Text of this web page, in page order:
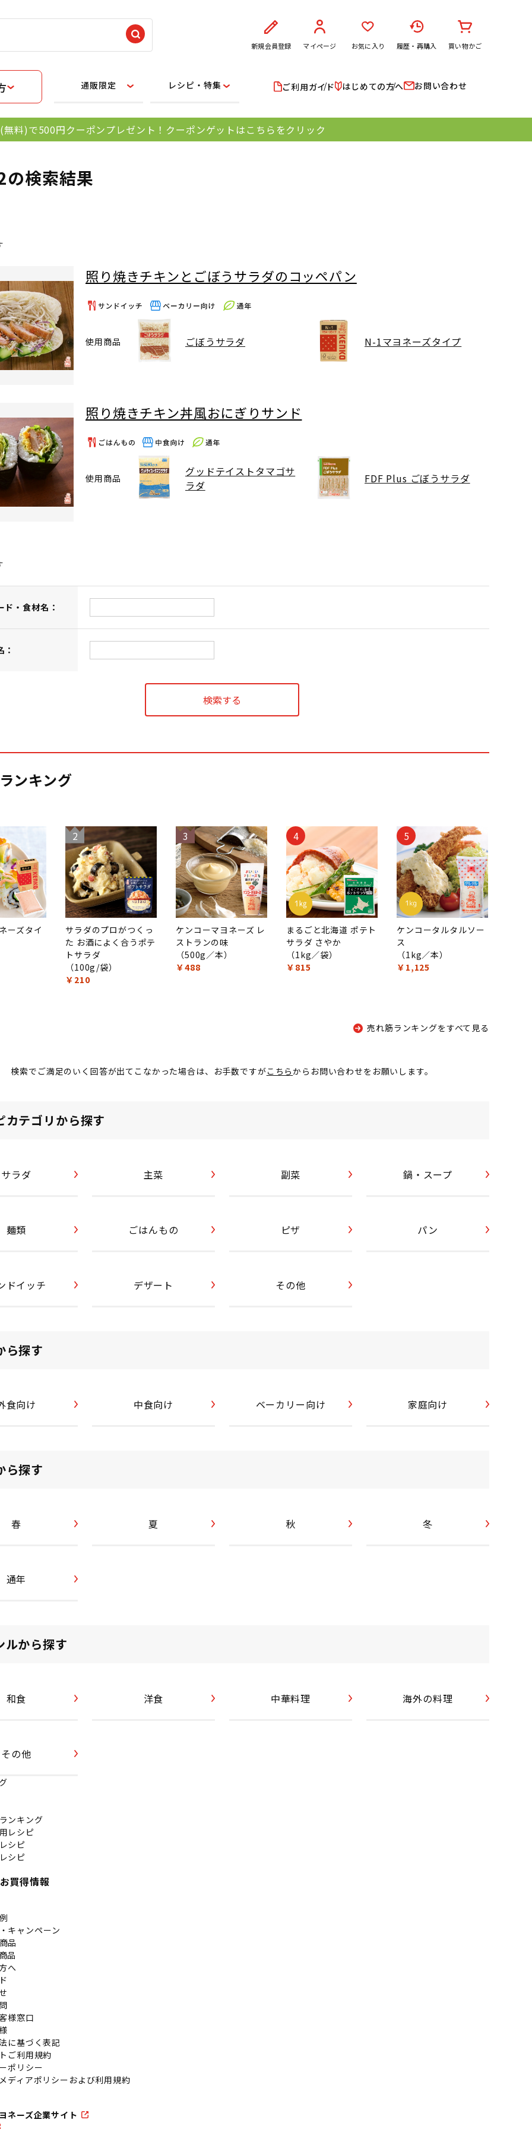
新規会員登録 マイページ お気に入り 履歴・再購入 買い物かご
通販限定 レシピ・特集 ご利用ガイド はじめての方へ お問い合わせ
料)で500円クーポンプレゼント！クーポンゲットはこちらをクリック
検索結果
照り焼きチキンとごぼうサラダのコッペパン
使用商品 ごぼうサラダ N-1マヨネーズタイプ
照り焼きチキン丼風おにぎりサンド
使用商品
グッドテイストタマゴサ
ラダ
FDF Plus ごぼうサラダ
ド・食材名：
：
ンキング
ーズタイ
2
サラダのプロがつくっ
た お酒によく合うポテ
トサラダ
（100g/袋）
￥210
3
ケンコーマヨネーズ レ
ストランの味
（500g／本）
￥488
4
まるごと北海道 ポテト
サラダ さやか
（1kg／袋）
￥815
5
ケンコータルタルソー
ス
（1kg／本）
￥1,125
売れ筋ランキングをすべて見る
検索でご満足のいく回答が出てこなかった場合は、お手数ですがこちらからお問い合わせをお願いします。
カテゴリから探す
サラダ 主菜 副菜 鍋・スープ
麺類 ごはんもの ピザ パン
ドイッチ デザート その他
ら探す
食向け 中食向け ベーカリー向け 家庭向け
ら探す
春 夏 秋 冬
通年
ルから探す
和食 洋食 中華料理 海外の料理
その他
ンキング
レシピ
シピ
シピ
買得情報
キャンペーン
品
品
へ
様窓口
に基づく表記
ご利用規約
ポリシー
ディアポリシーおよび利用規約
ネーズ企業サイト